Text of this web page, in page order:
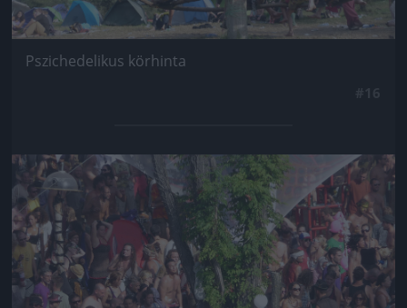
Pszichedelikus körhinta
Jön még kép!